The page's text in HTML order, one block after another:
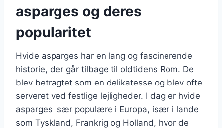
asparges og deres
popularitet
Hvide asparges har en lang og fascinerende
historie, der går tilbage til oldtidens Rom. De
blev betragtet som en delikatesse og blev ofte
serveret ved festlige lejligheder. I dag er hvide
asparges især populære i Europa, især i lande
som Tyskland, Frankrig og Holland, hvor de